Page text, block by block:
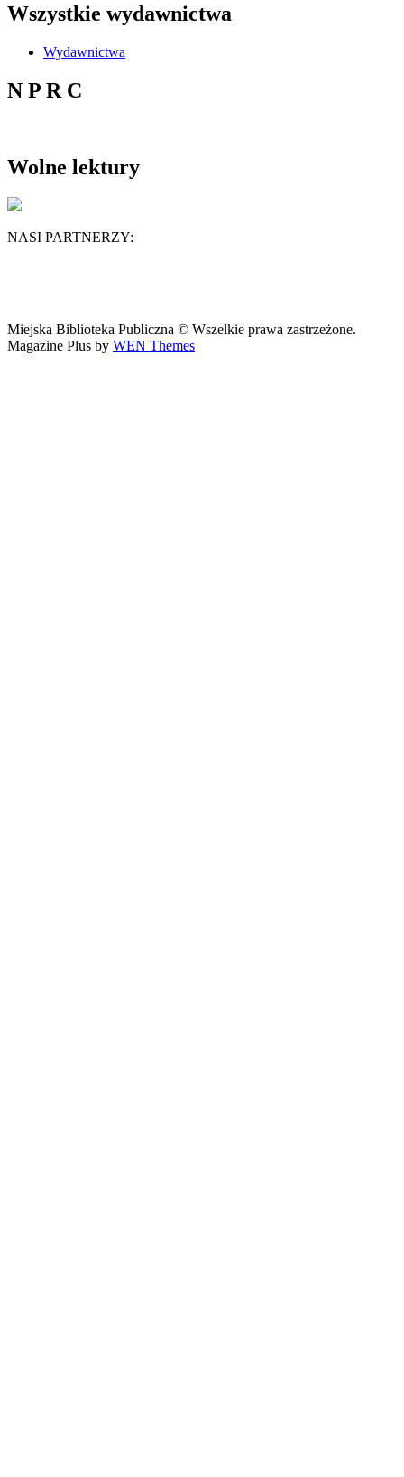
Wszystkie wydawnictwa
Wydawnictwa
N P R C
Wolne lektury
NASI PARTNERZY:
Miejska Biblioteka Publiczna © Wszelkie prawa zastrzeżone.
Magazine Plus by WEN Themes